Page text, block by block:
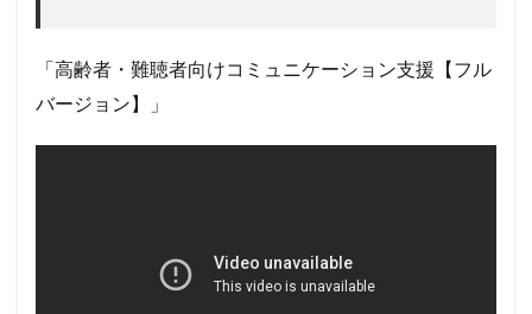
「高齢者・難聴者向けコミュニケーション支援【フル
バージョン】」